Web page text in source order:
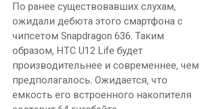
По ранее существовавших слухам,
ожидали дебюта этого смартфона с
чипсетом Snapdragon 636. Таким
образом, HTC U12 Life будет
производительнее и современнее, чем
предполагалось. Ожидается, что
емкость его встроенного накопителя